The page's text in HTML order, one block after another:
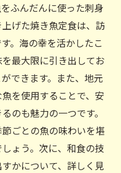
ふんだんに使った刺身
げた焼き魚定食は、訪
。海の幸を活かしたこ
最大限に引き出してお
できます。また、地元
を使用することで、安
のも魅力の一つです。
ごとの魚の味わいを堪
ょう。次に、和食の技
かについて、詳しく見